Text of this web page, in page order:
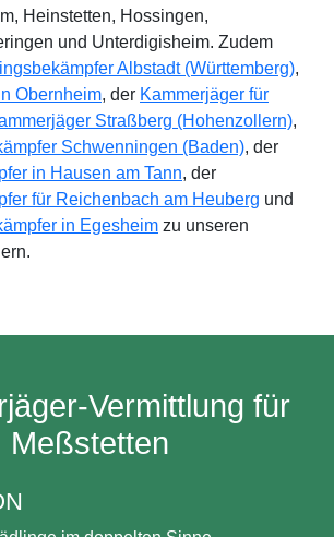
Heinstetten, Hossingen,
und Unterdigisheim. Zudem
Albstadt (Württemberg),
Obernheim, der Kammerjäger für
Straßberg (Hohenzollern),
Schwenningen (Baden), der
in Hausen am Tann, der
für Reichenbach am Heuberg und
in Egesheim zu unseren
Vermittlung für
Meßstetten